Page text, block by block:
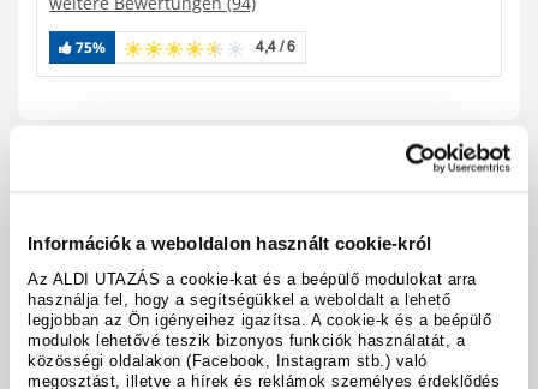
Információk a weboldalon használt cookie-król
Az ALDI UTAZÁS a cookie-kat és a beépülő modulokat arra
használja fel, hogy a segítségükkel a weboldalt a lehető
legjobban az Ön igényeihez igazítsa. A cookie-k és a beépülő
modulok lehetővé teszik bizonyos funkciók használatát, a
közösségi oldalakon (Facebook, Instagram stb.) való
megosztást, illetve a hírek és reklámok személyes érdeklődés
75% 4,4 / 6
Hoteldetails
Termine & Preise